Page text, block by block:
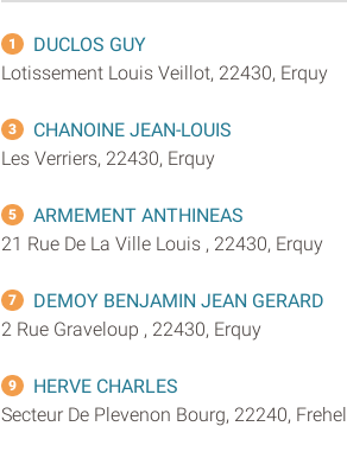
1
DUCLOS GUY
Lotissement Louis Veillot, 22430, Erquy
3
CHANOINE JEAN-LOUIS
Les Verriers, 22430, Erquy
5
ARMEMENT ANTHINEAS
21 Rue De La Ville Louis , 22430, Erquy
7
DEMOY BENJAMIN JEAN GERARD
2 Rue Graveloup , 22430, Erquy
9
HERVE CHARLES
Secteur De Plevenon Bourg, 22240, Frehel